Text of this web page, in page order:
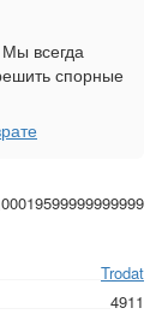
Trodat
4911
Мы всегда
спорные